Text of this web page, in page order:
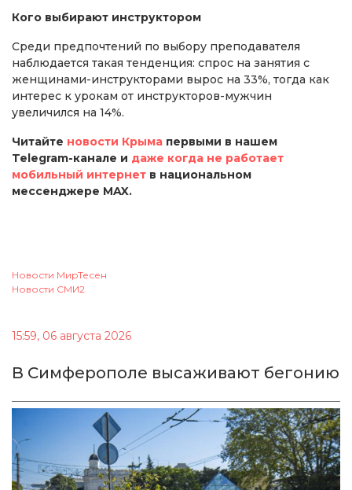
Кого выбирают инструктором
Среди предпочтений по выбору преподавателя
наблюдается такая тенденция: спрос на занятия с
женщинами-инструкторами вырос на 33%, тогда как
интерес к урокам от инструкторов-мужчин
увеличился на 14%.
Читайте новости Крыма первыми в нашем
Telegram-канале и даже когда не работает
мобильный интернет в национальном
мессенджере MAX.
Новости МирТесен
Новости СМИ2
15:59, 06 августа 2026
В Симферополе высаживают бегонию